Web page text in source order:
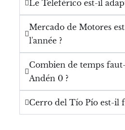
Le Teleférico est-il
Mercado de Motores
l'année ?
Combien de temps
Andén 0 ?
Cerro del Tío Pío est-il